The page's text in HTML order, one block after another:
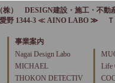
株） DESIGN建設・施工・不動
愛野 1344-3 ≪ AINO LABO ≫
事業案内
Nagai Design Labo
MICHAEL
Life
THOKON DETECTIV